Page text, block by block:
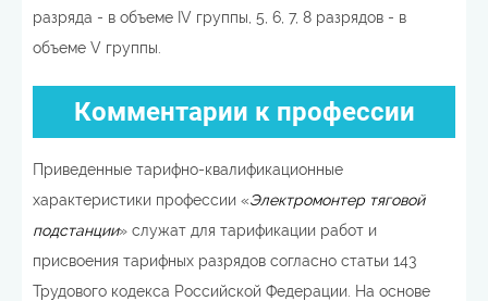
разряда - в объеме IV группы, 5, 6, 7, 8 разрядов - в
объеме V группы.
Комментарии к профессии
Приведенные тарифно-квалификационные
характеристики профессии «Электромонтер тяговой
подстанции» служат для тарификации работ и
присвоения тарифных разрядов согласно статьи 143
Трудового кодекса Российской Федерации. На основе